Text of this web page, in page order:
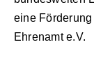
eine
Ehrenamt e.V.